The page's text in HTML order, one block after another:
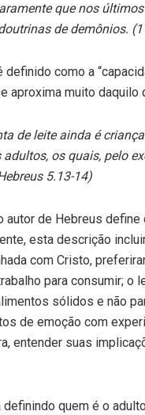
que nos
de demônios.
definido como a
aproxima muito daquilo
de leite ainda é
adultos, os quais, pelo
5.13-14)
autor de Hebreus
esta descrição
com Cristo,
para consumir; o
sólidos e não
de emoção com
entender suas
definindo quem é o